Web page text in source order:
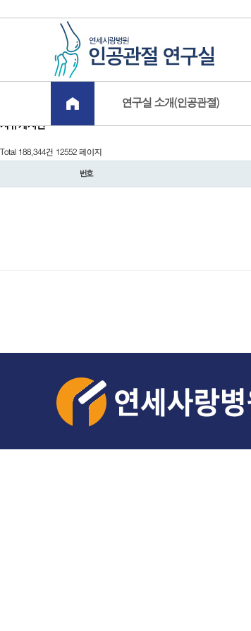
연구실 소개(인공관절)
자유게시판
Total 188,344건 12552 페이지
번호